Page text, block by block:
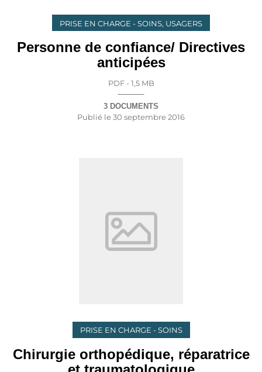
PRISE EN CHARGE - SOINS, USAGERS
Personne de confiance/ Directives
anticipées
PDF - 1,5 MB
3 DOCUMENTS
Publié le30 septembre 2016
PRISE EN CHARGE - SOINS
Chirurgie orthopédique, réparatrice